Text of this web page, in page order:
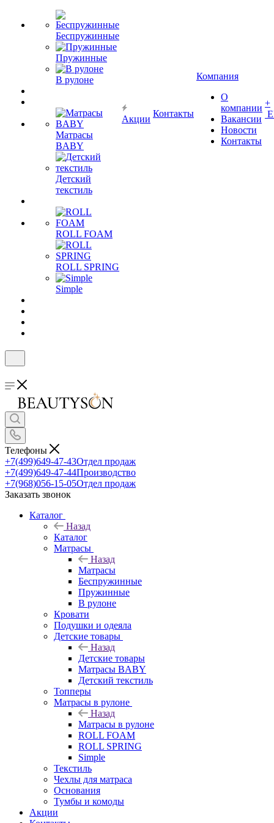
Беспружинные
Пружинные
В рулоне
Матрасы
BABY
Детский
текстиль
ROLL FOAM
ROLL SPRING
Simple
Акции
Контакты
Компания
О
компании
Вакансии
Новости
Контакты
+
Телефоны
+7(499)649-47-43Отдел продаж
+7(499)649-47-44Производство
+7(968)056-15-05Отдел продаж
Заказать звонок
Каталог
Назад
Каталог
Матрасы
Назад
Матрасы
Беспружинные
Пружинные
В рулоне
Кровати
Подушки и одеяла
Детские товары
Назад
Детские товары
Матрасы BABY
Детский текстиль
Топперы
Матрасы в рулоне
Назад
Матрасы в рулоне
ROLL FOAM
ROLL SPRING
Simple
Текстиль
Чехлы для матраса
Основания
Тумбы и комоды
Акции